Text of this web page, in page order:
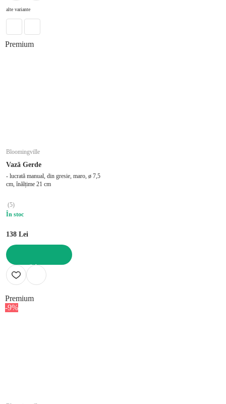
alte variante
Premium
Bloomingville
Vază Gerde
- lucrată manual, din gresie, maro, ø 7,5
cm, înălțime 21 cm
(5)
În stoc
138 Lei
ADAUGĂ ÎN COȘ
Premium
-9%